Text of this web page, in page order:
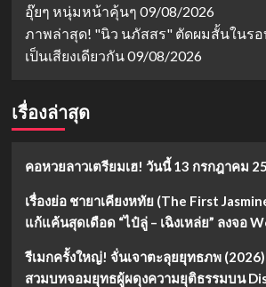
อุ๊ยๆ หนุ่มหน้าคุ้นๆ 09/08/2026
ภาพล่าสุด! "นิว นภัสสร" ตัดผมสั้นในรอ
เป็นเสียงเดียวกัน09/08/2026
เรื่องล่าสุด
คอหวยลาวเตรียมเฮ! วันนี้ 13 กรกฎาคม
เรื่องย่อ ชายาเคียงหทัย (The First
แก้แค้นสุดเดือด “ไป๋ลู่ – เฉิงเหล่ย” ลงจอ
รีเมกครั้งใหญ่! จั่นเจาตะลุยยุทธภพ (2026)
สวมบทจอมยุทธผู้ผดุงความยุติธรรมบน